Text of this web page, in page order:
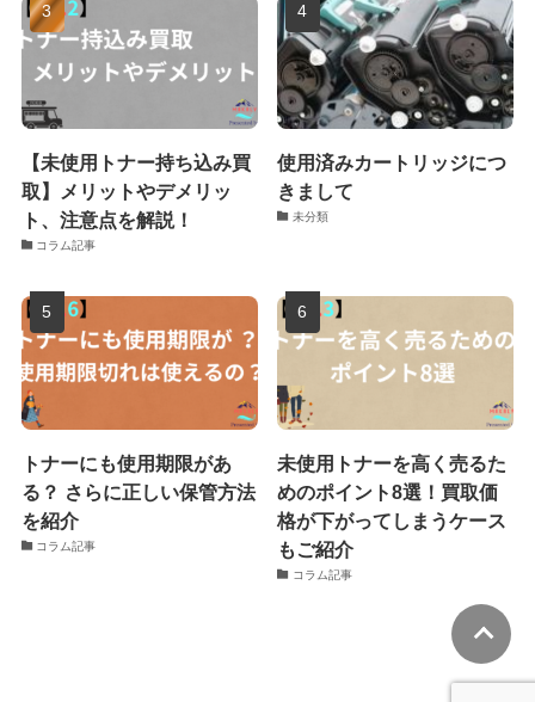
【未使用トナー持ち込み買
取】メリットやデメリッ
ト、注意点を解説！
コラム記事
使用済みカートリッジにつ
きまして
未分類
トナーにも使用期限があ
る？ さらに正しい保管方法
を紹介
コラム記事
未使用トナーを高く売るた
めのポイント8選！買取価
格が下がってしまうケース
もご紹介
コラム記事